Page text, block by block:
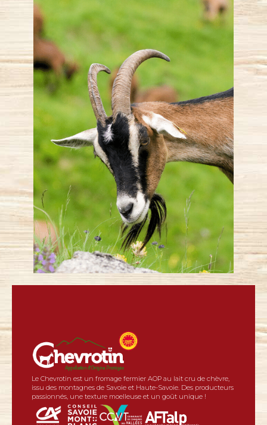
Le Chevrotin est un fromage fermier AOP au lait cru de chèvre,
issu des montagnes de Savoie et Haute-Savoie. Des producteurs
passionnés, une texture moelleuse et un goût unique !